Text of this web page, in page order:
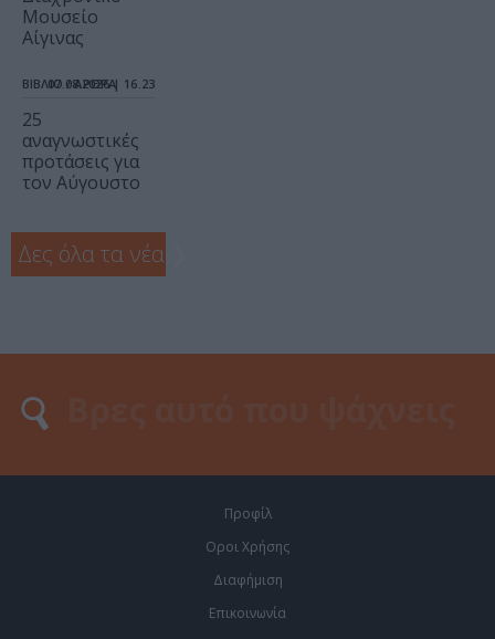
Μουσείο
Αίγινας
ΒΙΒΛΙΟ / ΑΡΘΡΑ
07.08.2026 | 16.23
25
αναγνωστικές
προτάσεις για
τον Αύγουστο
Δες όλα τα νέα
Προφίλ
Οροι Χρήσης
Διαφήμιση
Επικοινωνία